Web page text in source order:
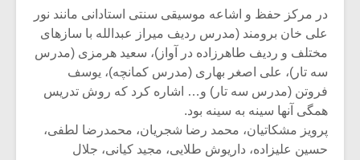
در مرکز حفظ و اشاعه موسیقی سنتی استادانی مانند نور
علی خان برومند (مدرس ردیف میراز عبدالله با سازهای
مختلف و ردیف طاهرزاده در آواز)، سعید هرمزی (مدرس
سه تار)، علی اصغر بهاری (مدرس کمانچه)، یوسف
فروتن (مدرس سه تار) و… اشاره کرد که روش تدریس
همگی آنها سینه به سینه بود.
پرویز مشکاتیان، محمد رضا شجریان، محمدرضا لطفی،
حسین علیزاده، داریوش طلایی، مجید کیانی، جلال